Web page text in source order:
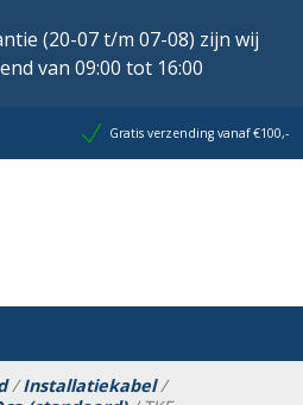
(20-07 t/m 07-08) zijn wij
van 09:00 tot 16:00
Gratis verzending vanaf €100,-
/Installatiekabel/